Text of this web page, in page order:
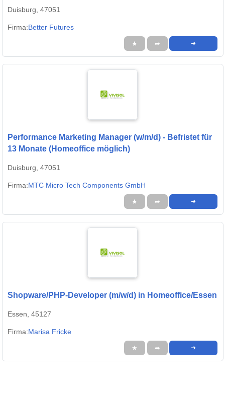
Duisburg, 47051
Firma:Better Futures
★ ➦ ➜
Performance Marketing Manager (w/m/d) - Befristet für
13 Monate (Homeoffice möglich)
Duisburg, 47051
Firma:MTC Micro Tech Components GmbH
★ ➦ ➜
Shopware/PHP-Developer (m/w/d) in Homeoffice/Essen
Essen, 45127
Firma:Marisa Fricke
★ ➦ ➜